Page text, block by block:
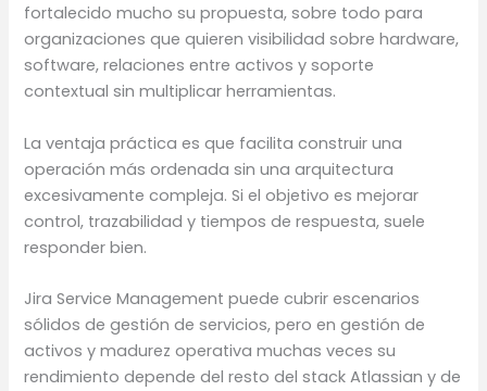
fortalecido mucho su propuesta, sobre todo para
organizaciones que quieren visibilidad sobre hardware,
software, relaciones entre activos y soporte
contextual sin multiplicar herramientas.
La ventaja práctica es que facilita construir una
operación más ordenada sin una arquitectura
excesivamente compleja. Si el objetivo es mejorar
control, trazabilidad y tiempos de respuesta, suele
responder bien.
Jira Service Management puede cubrir escenarios
sólidos de gestión de servicios, pero en gestión de
activos y madurez operativa muchas veces su
rendimiento depende del resto del stack Atlassian y de